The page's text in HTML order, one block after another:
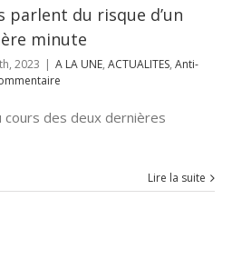
parlent du risque d’un
minute
2023 | A LA UNE, ACTUALITES, Anti-
cours des deux dernières
Lire la suite